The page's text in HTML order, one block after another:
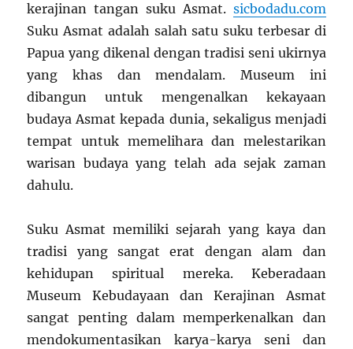
kerajinan tangan suku Asmat. sicbodadu.com
Suku Asmat adalah salah satu suku terbesar di
Papua yang dikenal dengan tradisi seni ukirnya
yang khas dan mendalam. Museum ini
dibangun untuk mengenalkan kekayaan
budaya Asmat kepada dunia, sekaligus menjadi
tempat untuk memelihara dan melestarikan
warisan budaya yang telah ada sejak zaman
dahulu.
Suku Asmat memiliki sejarah yang kaya dan
tradisi yang sangat erat dengan alam dan
kehidupan spiritual mereka. Keberadaan
Museum Kebudayaan dan Kerajinan Asmat
sangat penting dalam memperkenalkan dan
mendokumentasikan karya-karya seni dan